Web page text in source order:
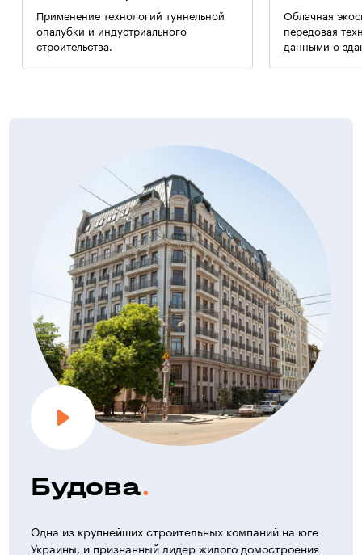
Применение технологий туннельной
опалубки и индустриального
строительства.
Облачная
передовая
данными о
Будова
Одна из крупнейших строительных компаний на юге
Украины, и признанный лидер жилого домостроения